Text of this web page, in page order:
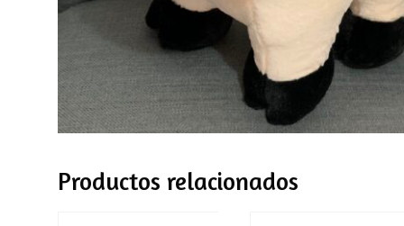
Productos relacionados